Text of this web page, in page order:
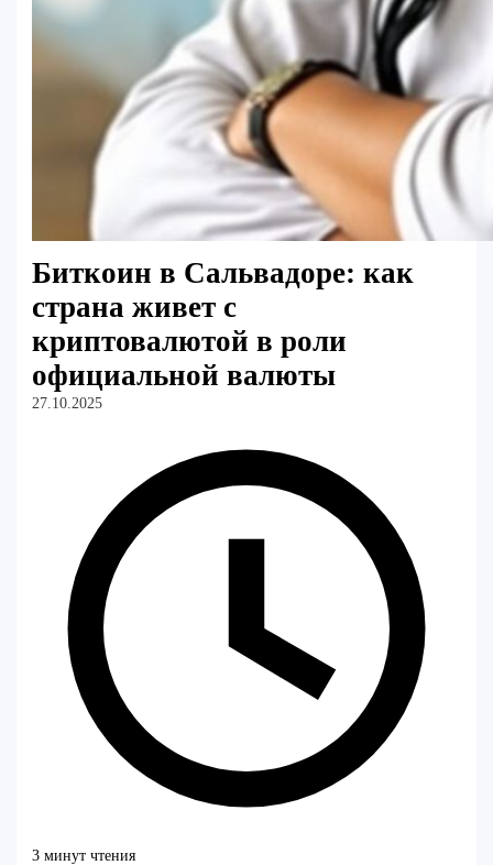
Биткоин в Сальвадоре: как
страна живет с
криптовалютой в роли
официальной валюты
27.10.2025
3 минут чтения